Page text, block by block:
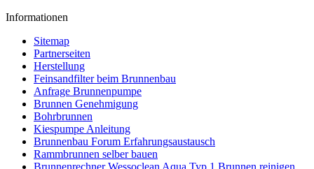
Informationen
Sitemap
Partnerseiten
Herstellung
Feinsandfilter beim Brunnenbau
Anfrage Brunnenpumpe
Brunnen Genehmigung
Bohrbrunnen
Kiespumpe Anleitung
Brunnenbau Forum Erfahrungsaustausch
Rammbrunnen selber bauen
Brunnenrechner Wessoclean Aqua Typ 1 Brunnen reinigen